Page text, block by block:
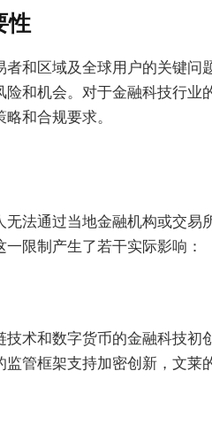
性
和区域及全球用户的关键问
和机会。对于金融科技行业
和合规要求。
法通过当地金融机构或交易
限制产生了若干实际影响：
术和数字货币的金融科技初
管框架支持加密创新，文莱